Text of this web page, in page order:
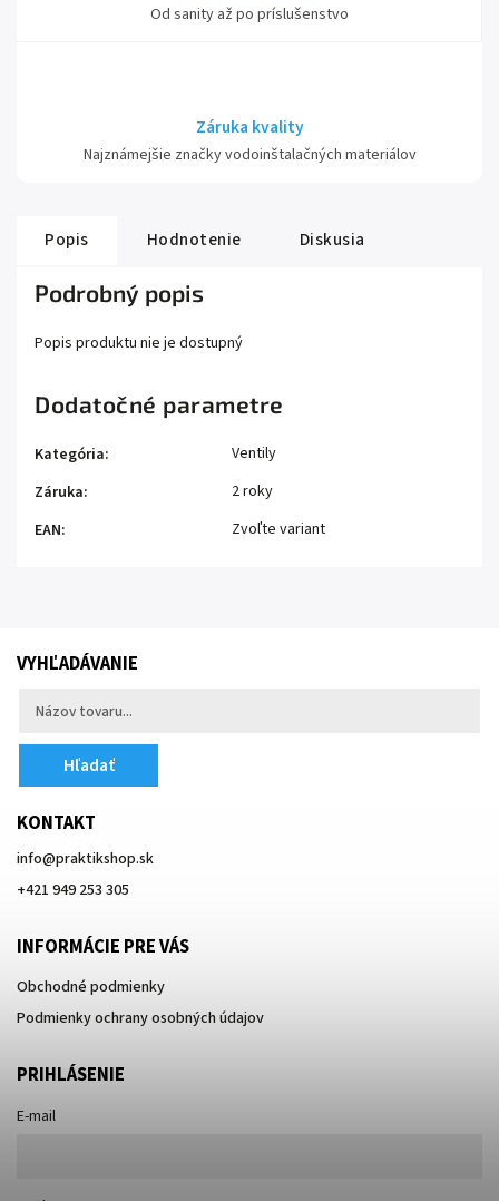
Od sanity až po príslušenstvo
Záruka kvality
Najznámejšie značky vodoinštalačných materiálov
Popis Hodnotenie Diskusia
Podrobný popis
Popis produktu nie je dostupný
Dodatočné parametre
Kategória:
Ventily
Záruka:
2 roky
EAN: Zvoľte variant
VYHĽADÁVANIE
Hľadať
KONTAKT
info@praktikshop.sk
+421 949 253 305
INFORMÁCIE PRE VÁS
Obchodné podmienky
Podmienky ochrany osobných údajov
PRIHLÁSENIE
E-mail